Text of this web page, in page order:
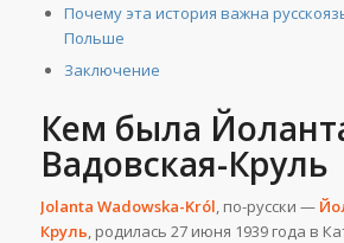
Почему эта история важна
Польше
Заключение
Кем была
Вадовская-Круль
Jolanta Wadowska-Król, по-русски —
Круль, родилась 27 июня 1939 года в